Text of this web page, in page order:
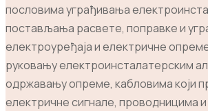
пословима уграђивања
постављања расвете, поправке и
електроуређаја и електричне
руковању електроинсталатерским
одржавању опреме, кабловима који
електричне сигнале, проводницима